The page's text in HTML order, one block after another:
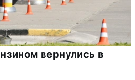
вернулись в